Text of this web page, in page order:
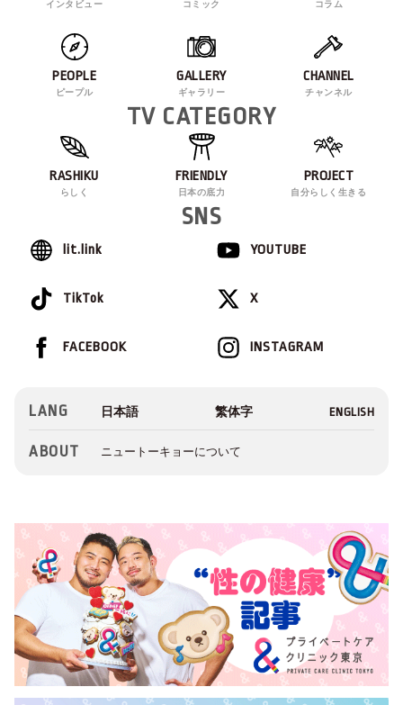
インタビュー コミック コラム
PEOPLE
ピープル
GALLERY
ギャラリー
CHANNEL
チャンネル
TV CATEGORY
RASHIKU
らしく
FRIENDLY
日本の底力
PROJECT
自分らしく生きる
SNS
lit.link YOUTUBE
TikTok X
INSTAGRAM
FACEBOOK
LANG
ABOUT ニュートーキョーについて